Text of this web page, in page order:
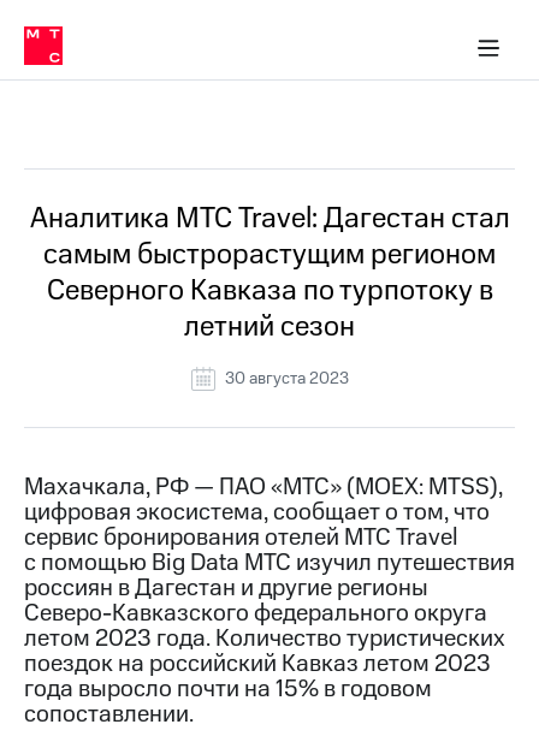
Медиа-центр
и акционерам
Устойчивое развитие
Комплаенс и деловая этика
компании
Карьера
История
компании
Руководство
информация
Медиа-центр
Пресс-
релизы
МТС
о технологиях
Достижения
Интервью
в МТС
Пресс-
релизы
МТС
о технологиях
Аналитика МТС Travel: Дагестан стал
самым быстрорастущим регионом
Северного Кавказа по турпотоку в
летний сезон
30 августа 2023
Махачкала, РФ — ПАО «МТС» (MOEX: MTSS),
цифровая экосистема, сообщает о том, что
сервис бронирования отелей МТС Travel
с помощью Big Data МТС изучил путешествия
россиян в Дагестан и другие регионы
Северо-Кавказского федерального округа
летом 2023 года. Количество туристических
поездок на российский Кавказ летом 2023
года выросло почти на 15% в годовом
сопоставлении.